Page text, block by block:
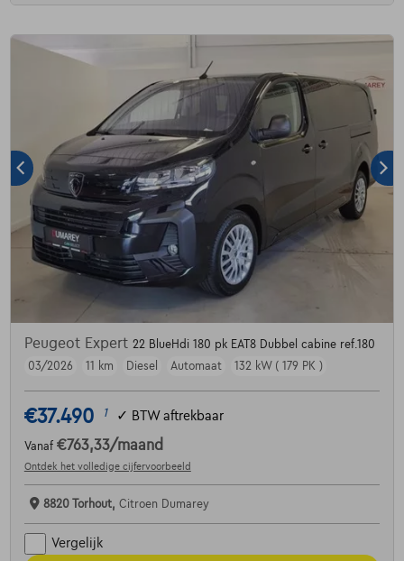
Peugeot Expert 22 BlueHdi 180 pk EAT8 Dubbel cabine ref.180
03/2026
11 km Diesel Automaat 132 kW ( 179 PK )
€37.490 1 ✓ BTW aftrekbaar
Vanaf €763,33/maand
Ontdek het volledige cijfervoorbeeld
8820 Torhout, Citroen Dumarey
Vergelijk